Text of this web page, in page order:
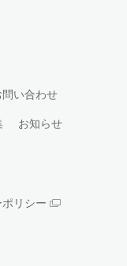
問い合わせ
お知らせ
リシー